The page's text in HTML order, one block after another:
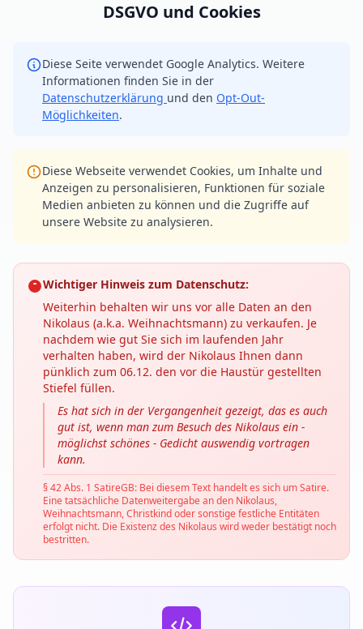
DSGVO und Cookies
Diese Seite verwendet Google Analytics. Weitere
Informationen finden Sie in der
Datenschutzerklärung und den Opt-Out-
Möglichkeiten.
Diese Webseite verwendet Cookies, um Inhalte und
Anzeigen zu personalisieren, Funktionen für soziale
Medien anbieten zu können und die Zugriffe auf
unsere Website zu analysieren.
Wichtiger Hinweis zum Datenschutz:
Weiterhin behalten wir uns vor alle Daten an den
Nikolaus (a.k.a. Weihnachtsmann) zu verkaufen. Je
nachdem wie gut Sie sich im laufenden Jahr
verhalten haben, wird der Nikolaus Ihnen dann
pünklich zum 06.12. den vor die Haustür gestellten
Stiefel füllen.
Es hat sich in der Vergangenheit gezeigt, das es auch
gut ist, wenn man zum Besuch des Nikolaus ein -
möglichst schönes - Gedicht auswendig vortragen
kann.
§ 42 Abs. 1 SatireGB: Bei diesem Text handelt es sich um Satire.
Eine tatsächliche Datenweitergabe an den Nikolaus,
Weihnachtsmann, Christkind oder sonstige festliche Entitäten
erfolgt nicht. Die Existenz des Nikolaus wird weder bestätigt noch
bestritten.